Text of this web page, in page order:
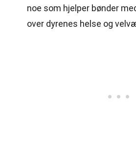
noe som hjelper bønder
over dyrenes helse og